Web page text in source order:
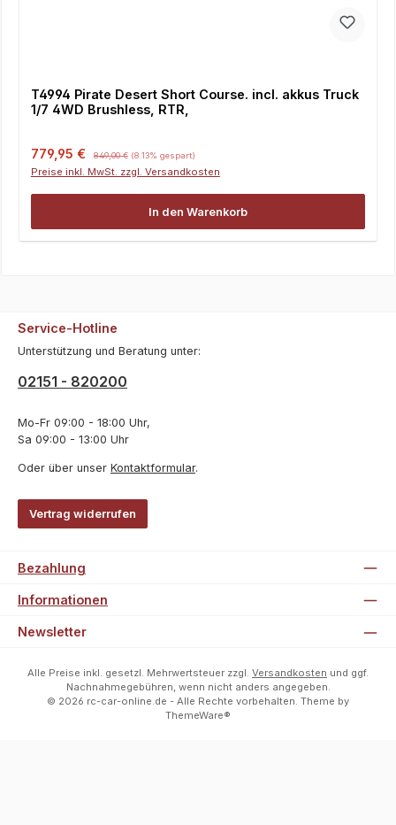
T4994 Pirate Desert Short Course. incl. akkus Truck
1/7 4WD Brushless, RTR,
Verkaufspreis:
779,95 € Regulärer Preis:
849,00 € (8.13% gespart)
Preise inkl. MwSt. zzgl. Versandkosten
In den Warenkorb
Service-Hotline
Unterstützung und Beratung unter:
02151 - 820200
Mo-Fr 09:00 - 18:00 Uhr,
Sa 09:00 - 13:00 Uhr
Oder über unser Kontaktformular.
Vertrag widerrufen
Bezahlung
Informationen
Newsletter
Alle Preise inkl. gesetzl. Mehrwertsteuer zzgl. Versandkosten und ggf.
Nachnahmegebühren, wenn nicht anders angegeben.
© 2026 rc-car-online.de - Alle Rechte vorbehalten. Theme by
ThemeWare®